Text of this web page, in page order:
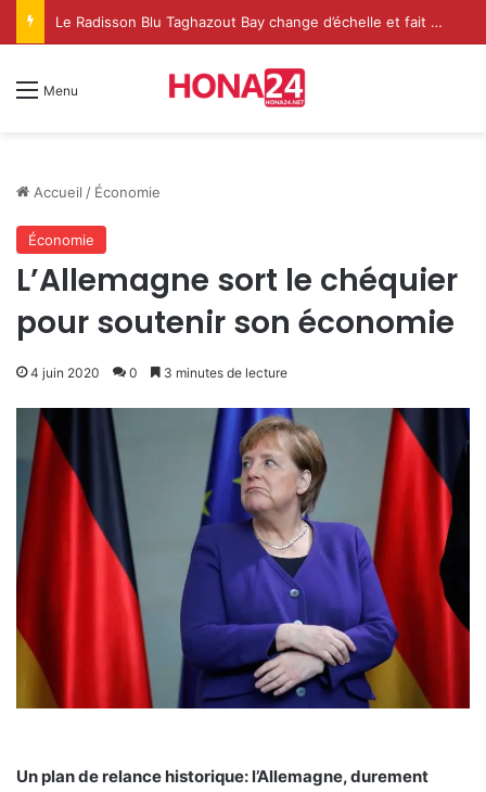
Le Radisson Blu Taghazout Bay change d’échelle et fait de l’événementiel un nouveau levier de croissance
Menu
Accueil / Économie
Économie
L’Allemagne sort le chéquier
pour soutenir son économie
4 juin 2020 0 3 minutes de lecture
Un plan de relance historique: l’Allemagne, durement